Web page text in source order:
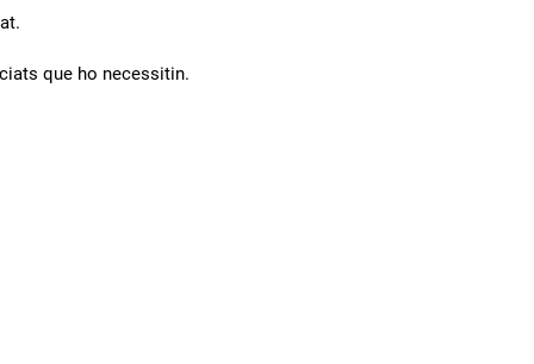
que ho necessitin.